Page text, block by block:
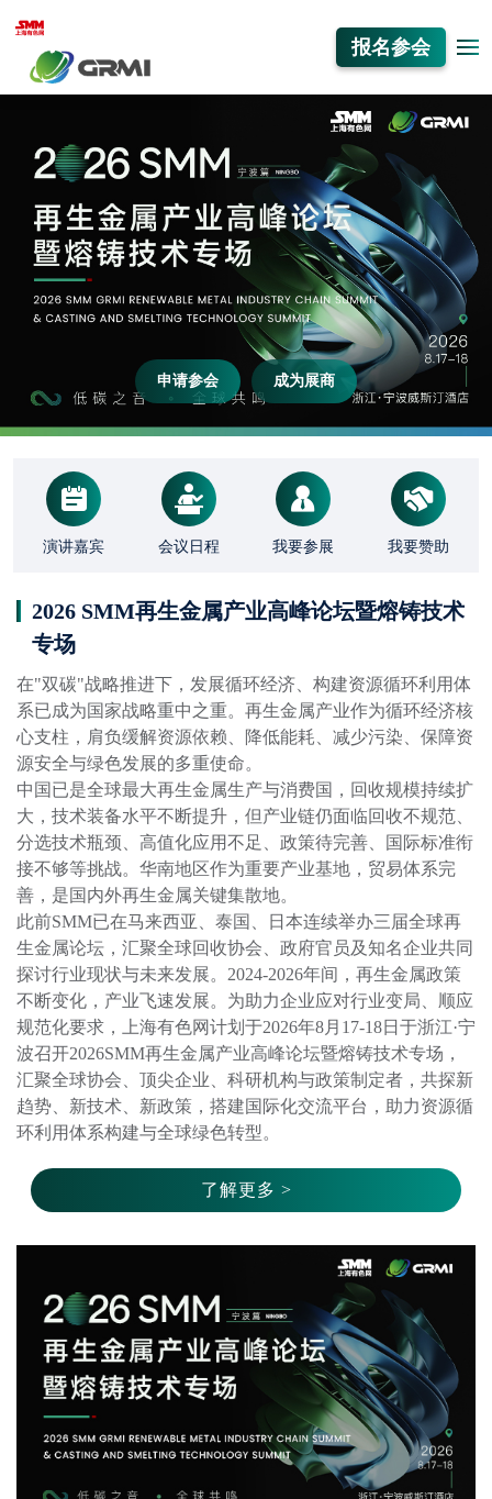
报名参会
申请参会 成为展商
演讲嘉宾 会议日程 我要参展 我要赞助
2026 SMM再生金属产业高峰论坛暨熔铸技术
专场
在"双碳"战略推进下，发展循环经济、构建资源循环利用体
系已成为国家战略重中之重。再生金属产业作为循环经济核
心支柱，肩负缓解资源依赖、降低能耗、减少污染、保障资
源安全与绿色发展的多重使命。
中国已是全球最大再生金属生产与消费国，回收规模持续扩
大，技术装备水平不断提升，但产业链仍面临回收不规范、
分选技术瓶颈、高值化应用不足、政策待完善、国际标准衔
接不够等挑战。华南地区作为重要产业基地，贸易体系完
善，是国内外再生金属关键集散地。
此前SMM已在马来西亚、泰国、日本连续举办三届全球再
生金属论坛，汇聚全球回收协会、政府官员及知名企业共同
探讨行业现状与未来发展。2024-2026年间，再生金属政策
不断变化，产业飞速发展。为助力企业应对行业变局、顺应
规范化要求，上海有色网计划于2026年8月17-18日于浙江·宁
波召开2026SMM再生金属产业高峰论坛暨熔铸技术专场，
汇聚全球协会、顶尖企业、科研机构与政策制定者，共探新
趋势、新技术、新政策，搭建国际化交流平台，助力资源循
了解更多 >